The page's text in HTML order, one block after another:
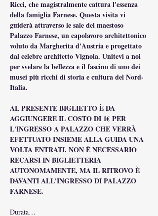
Ricci, che magistralmente cattura l'essenza
della famiglia Farnese. Questa visita vi
guiderà attraverso le sale del maestoso
Palazzo Farnese, un capolavoro architettonico
voluto da Margherita d'Austria e progettato
dal celebre architetto Vignola. Unitevi a noi
per svelare la bellezza e il fascino di uno dei
musei più ricchi di storia e cultura del Nord-
Italia.
AL PRESENTE BIGLIETTO È DA
AGGIUNGERE IL COSTO DI 1€ PER
L'INGRESSO A PALAZZO CHE VERRÀ
EFETTUATO INSIEME ALLA GUIDA UNA
VOLTA ENTRATI. NON È NECESSARIO
RECARSI IN BIGLIETTERIA
AUTONOMAMENTE, MA IL RITROVO È
DAVANTI ALL'INGRESSO DI PALAZZO
FARNESE.
Durata…